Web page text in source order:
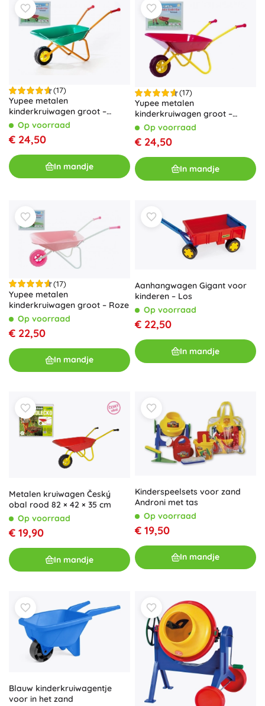
(17)
Yupee metalen
kinderkruiwagen groot –
Groen
Op voorraad
€ 24,50
In mandje
(17)
Yupee metalen
kinderkruiwagen groot –
RoodOp voorraad
€ 24,50
In mandje
(17)
Yupee metalen
kinderkruiwagen groot – Roze
Op voorraad
€ 22,50
In mandje
Aanhangwagen Gigant voor
kinderen – Los
Op voorraad
€ 22,50
In mandje
Metalen kruiwagen Český
obal rood 82 × 42 × 35 cm
Op voorraad
€ 19,90
In mandje
Kinderspeelsets voor zand
Androni met tas
Op voorraad
€ 19,50
In mandje
Blauw kinderkruiwagentje
voor in het zand